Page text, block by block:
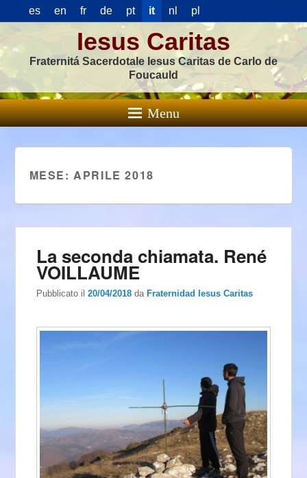
es en fr de pt it nl pl
Iesus Caritas
Fraternitá Sacerdotale Iesus Caritas de Carlo de
Foucauld
Menu
MESE:APRILE 2018
La seconda chiamata. René
VOILLAUME
Pubblicato il20/04/2018 da Fraternidad Iesus Caritas